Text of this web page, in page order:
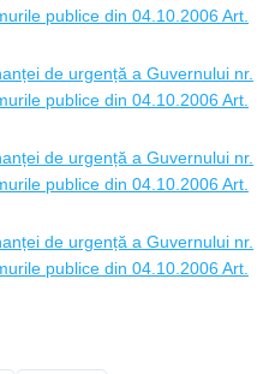
publice din 04.10.2006 Art.
de urgență a Guvernului nr.
publice din 04.10.2006 Art.
de urgență a Guvernului nr.
publice din 04.10.2006 Art.
de urgență a Guvernului nr.
publice din 04.10.2006 Art.